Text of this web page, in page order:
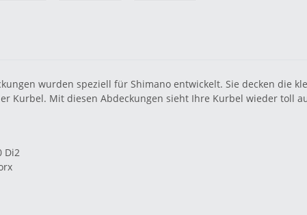
wurden speziell für Shimano entwickelt. Sie decken die
Kurbel. Mit diesen Abdeckungen sieht Ihre Kurbel wieder toll
Di2